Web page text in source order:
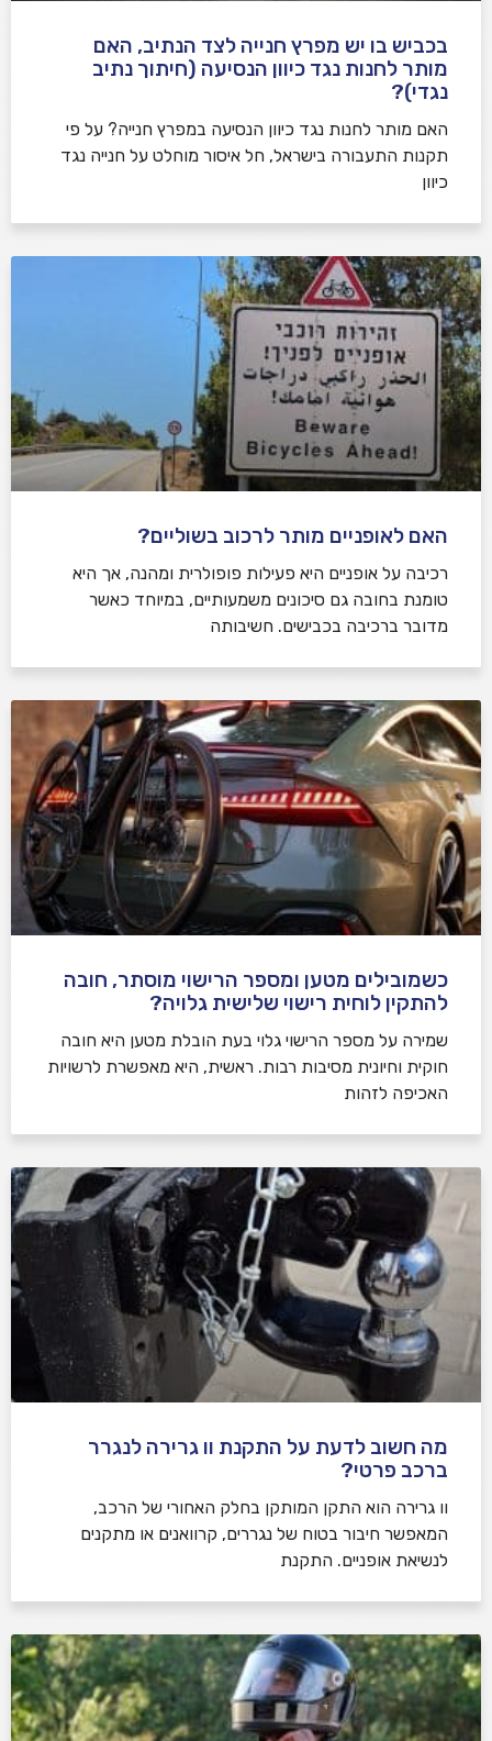
בכביש בו יש מפרץ חנייה לצד הנתיב, האם
מותר לחנות נגד כיוון הנסיעה (חיתוך נתיב
נגדי)?
האם מותר לחנות נגד כיוון הנסיעה במפרץ חנייה? על פי
תקנות התעבורה בישראל, חל איסור מוחלט על חנייה נגד
כיוון
האם לאופניים מותר לרכוב בשוליים?
רכיבה על אופניים היא פעילות פופולרית ומהנה, אך היא
טומנת בחובה גם סיכונים משמעותיים, במיוחד כאשר
מדובר ברכיבה בכבישים. חשיבותה
כשמובילים מטען ומספר הרישוי מוסתר, חובה
להתקין לוחית רישוי שלישית גלויה?
שמירה על מספר הרישוי גלוי בעת הובלת מטען היא חובה
חוקית וחיונית מסיבות רבות. ראשית, היא מאפשרת לרשויות
האכיפה לזהות
מה חשוב לדעת על התקנת וו גרירה לנגרר
ברכב פרטי?
וו גרירה הוא התקן המותקן בחלק האחורי של הרכב,
המאפשר חיבור בטוח של נגררים, קרוואנים או מתקנים
לנשיאת אופניים. התקנת